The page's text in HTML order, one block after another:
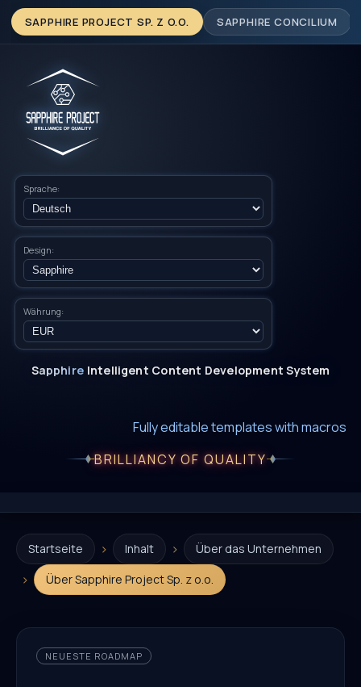
SAPPHIRE PROJECT SP. Z O.O. SAPPHIRE CONCILIUM
Sprache:
Design:
Währung:
Sapphire Intelligent Content Development System
Fully editable templates with macros
BRILLIANCY OF QUALITY
Startseite › Inhalt › Über das Unternehmen
› Über Sapphire Project Sp. z o.o.
NEUESTE ROADMAP